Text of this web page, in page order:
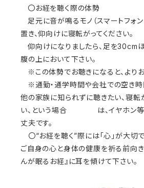
〇お経を聴く際の体勢
足元に音が鳴るモノ（スマートフォ
置き、仰向けに寝転がってください。
仰向けになりましたら、足を30cm
腹の上において下さい。
※この体勢でお聴きになると、より
※ 通勤・通学時間や会社での空き時
他の家族に知られずに聴きたい、寝転
い、という場合 は、イヤホン等
丈夫です。
〇“お経を聴く”際には「心」が大切で
ご自身の心と身体の健康を祈る前向
んが眠るお経』に耳を傾けて下さい。